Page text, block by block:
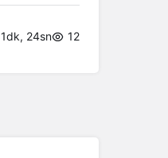
1dk, 24sn 12